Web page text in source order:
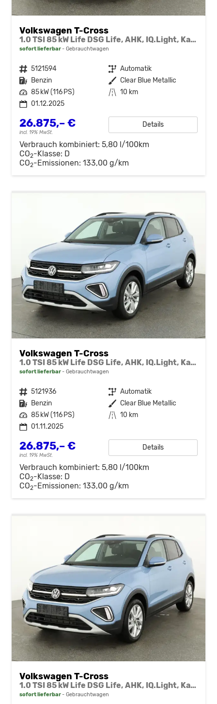
Volkswagen T-Cross
1.0 TSI 85 kW Life DSG Life, AHK, IQ.Light, Kamera, ACC, Side, Winter, 17-Zoll
sofort lieferbar Gebrauchtwagen
Fahrzeugnr. 5121594 Getriebe Automatik
Kraftstoff Benzin Außenfarbe Clear Blue Metallic
Leistung 85 kW (116 PS) Kilometerstand 10 km
01.12.2025
26.875,– €
incl. 19% MwSt.
Details
Verbrauch kombiniert: 5,80 l/100km
CO2-Klasse: D
CO2-Emissionen: 133,00 g/km
Volkswagen T-Cross
1.0 TSI 85 kW Life DSG Life, AHK, IQ.Light, Kamera, ACC, Side, Winter, 17-Zoll
sofort lieferbar Gebrauchtwagen
Fahrzeugnr. 5121936 Getriebe Automatik
Kraftstoff Benzin Außenfarbe Clear Blue Metallic
Leistung 85 kW (116 PS) Kilometerstand 10 km
01.11.2025
26.875,– €
incl. 19% MwSt.
Details
Verbrauch kombiniert: 5,80 l/100km
CO2-Klasse: D
CO2-Emissionen: 133,00 g/km
Volkswagen T-Cross
1.0 TSI 85 kW Life DSG Life, AHK, IQ.Light, Kamera, ACC, Side, Winter, 17-Zoll
sofort lieferbar Gebrauchtwagen